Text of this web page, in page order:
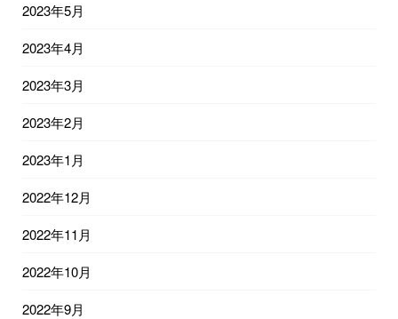
2023年5月
2023年4月
2023年3月
2023年2月
2023年1月
2022年12月
2022年11月
2022年10月
2022年9月